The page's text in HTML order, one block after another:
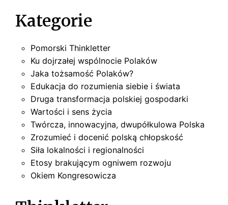
Kategorie
Pomorski Thinkletter
Ku dojrzałej wspólnocie Polaków
Jaka tożsamość Polaków?
Edukacja do rozumienia siebie i świata
Druga transformacja polskiej gospodarki
Wartości i sens życia
Twórcza, innowacyjna, dwupółkulowa Polska
Zrozumieć i docenić polską chłopskość
Siła lokalności i regionalności
Etosy brakującym ogniwem rozwoju
Okiem Kongresowicza